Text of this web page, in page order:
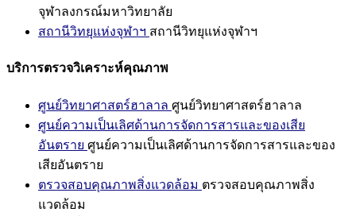
จุฬาลงกรณ์มหาวิทยาลัย
สถานีวิทยุแห่งจุฬาฯ สถานีวิทยุแห่งจุฬาฯ
บริการตรวจวิเคราะห์คุณภาพ
ศูนย์วิทยาศาสตร์ฮาลาล ศูนย์วิทยาศาสตร์ฮาลาล
ศูนย์ความเป็นเลิศด้านการจัดการสารและของเสีย
อันตราย ศูนย์ความเป็นเลิศด้านการจัดการสารและของ
เสียอันตราย
ตรวจสอบคุณภาพสิ่งแวดล้อม ตรวจสอบคุณภาพสิ่ง
แวดล้อม